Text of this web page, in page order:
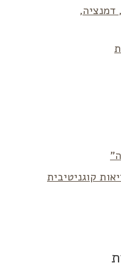
דמנציה,
קוגניטיבית